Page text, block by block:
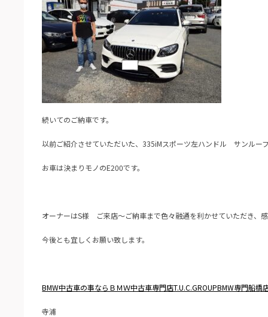
続いてのご納車です。
以前ご紹介させていただいた、335iMスポーツ左ハンドル サンルー
お車は決まりモノのE200です。
オーナーはS様 ご来店～ご納車まで色々融通を利かせていただき、感
今後とも宜しくお願い致します。
BMW中古車の事ならＢＭＷ中古車専門店T.U.C.GROUPBMW専門船橋
寺浦